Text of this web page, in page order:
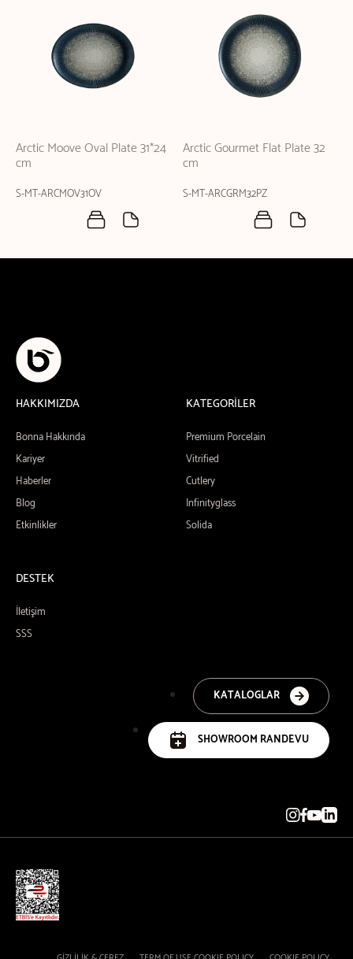
Arctic Moove Oval Plate 31*24
cm
S-MT-ARCMOV31OV
Arctic Gourmet Flat Plate 32
cm
S-MT-ARCGRM32PZ
HAKKIMIZDA
Bonna Hakkında
Kariyer
Haberler
Blog
Etkinlikler
KATEGORİLER
Premium Porcelain
Vitrified
Cutlery
Infinityglass
Solida
DESTEK
İletişim
SSS
KATALOGLAR
SHOWROOM RANDEVU